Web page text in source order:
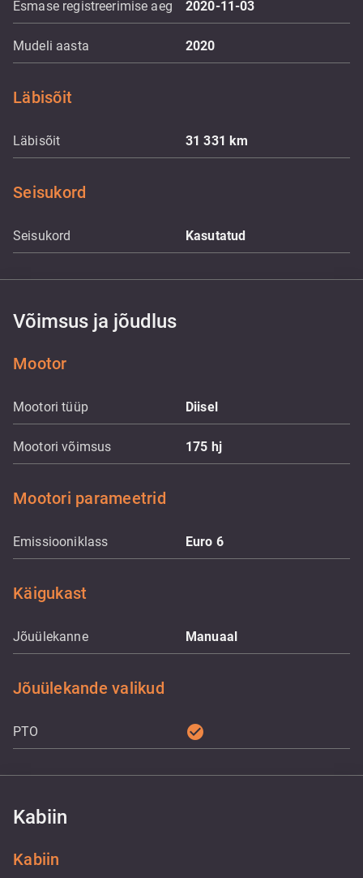
Esmase registreerimise aeg 2020-11-03
Mudeli aasta 2020
Läbisõit
Läbisõit 31 331km
Seisukord
Seisukord Kasutatud
Võimsus ja jõudlus
Mootor
Mootori tüüp Diisel
Mootori võimsus 175 hj
Mootori parameetrid
Emissiooniklass Euro 6
Käigukast
Jõuülekanne Manuaal
Jõuülekande valikud
PTO check_circle
Kabiin
Kabiin